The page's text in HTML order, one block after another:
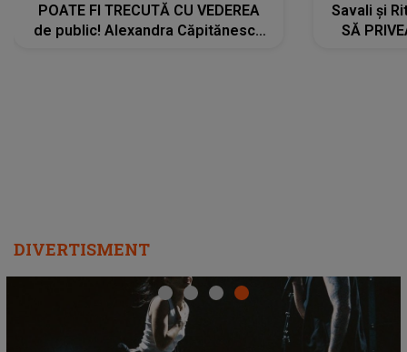
POATE FI TRECUTĂ CU VEDEREA
de public! Alexandra Căpitănescu
Savali și
SĂ
DIVERTISMENT